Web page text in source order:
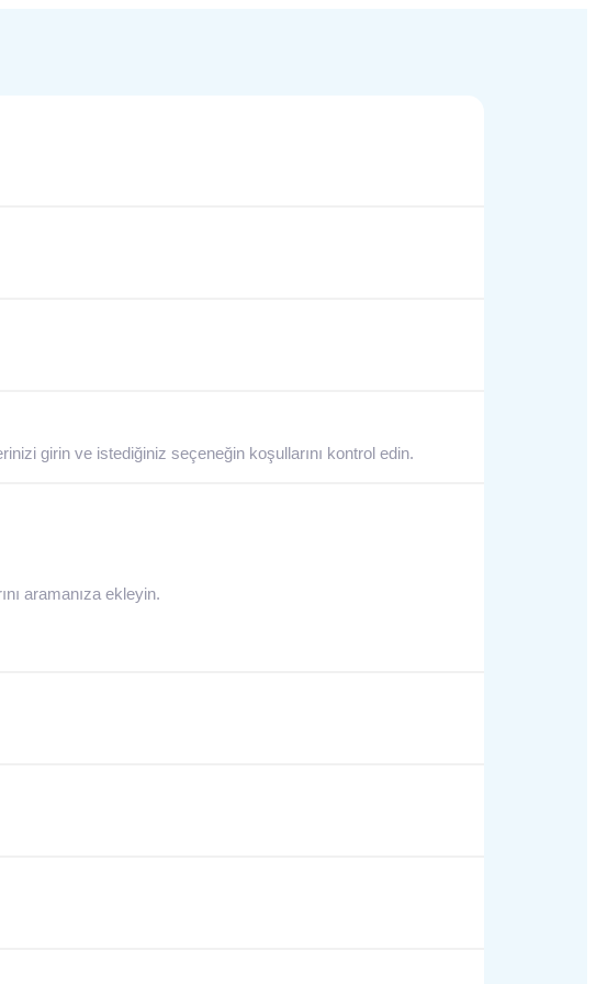
girin ve istediğiniz seçeneğin koşullarını kontrol edin.
aramanıza ekleyin.